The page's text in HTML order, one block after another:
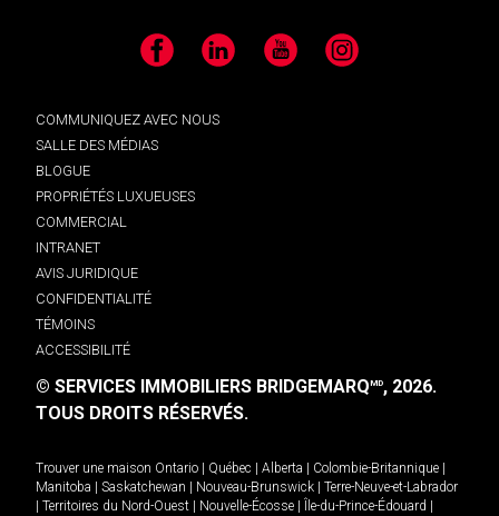
Facebook LinkedIn YouTube Instagram
COMMUNIQUEZ AVEC NOUS
SALLE DES MÉDIAS
BLOGUE
PROPRIÉTÉS LUXUEUSES
COMMERCIAL
INTRANET
AVIS JURIDIQUE
CONFIDENTIALITÉ
TÉMOINS
ACCESSIBILITÉ
© SERVICES IMMOBILIERS BRIDGEMARQMD, 2026.
TOUS DROITS RÉSERVÉS.
Trouver une maison Ontario Québec Alberta Colombie-Britannique
Manitoba
Saskatchewan Nouveau-Brunswick
Terre-Neuve-et-Labrador
Territoires du Nord-Ouest Nouvelle-Écosse Île-du-Prince-Édouard